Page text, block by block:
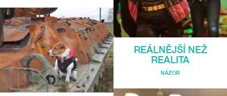
REÁLNĚJŠÍ NEŽ
REALITA
NÁZOR